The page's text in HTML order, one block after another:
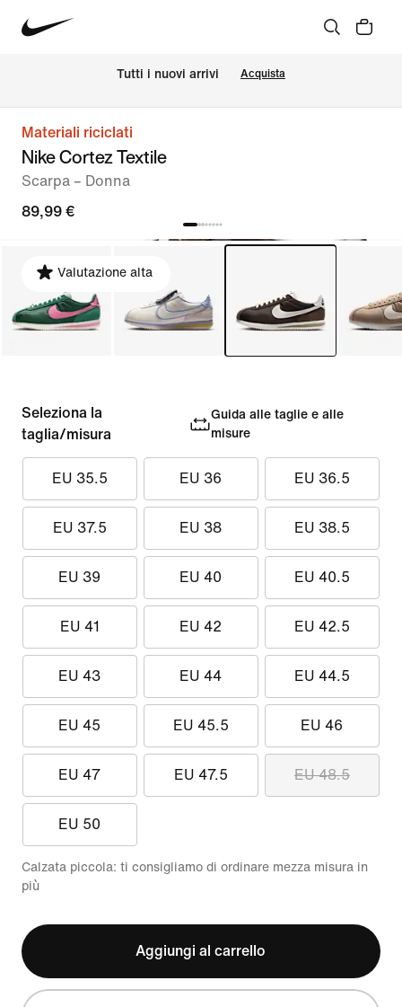
Tutti i nuovi arrivi Acquista
Materiali riciclati
Nike Cortez Textile
Scarpa – Donna
89,99 €
Valutazione alta
Seleziona la
taglia/misura
Guida alle taglie e alle
misure
EU 35.5 EU 36 EU 36.5
EU 37.5 EU 38 EU 38.5
EU 39 EU 40 EU 40.5
EU 41 EU 42 EU 42.5
EU 43 EU 44 EU 44.5
EU 45 EU 45.5 EU 46
EU 47 EU 47.5 EU 48.5
EU 50
Calzata piccola: ti consigliamo di ordinare mezza misura in
più
Aggiungi al carrello